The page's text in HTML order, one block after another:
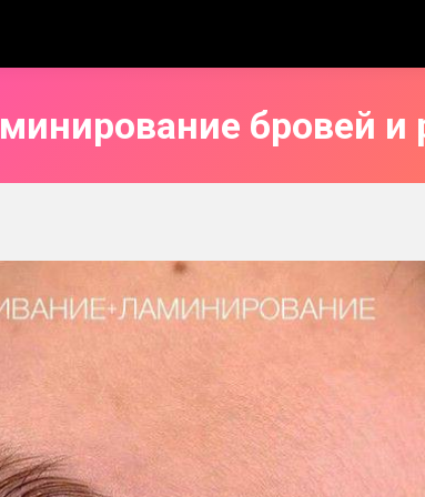
бровей и